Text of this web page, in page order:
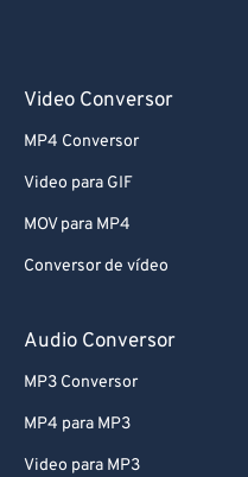
Video Conversor
MP4 Conversor
Video para GIF
MOV para MP4
Conversor de vídeo
Audio Conversor
MP3 Conversor
MP4 para MP3
Video para MP3